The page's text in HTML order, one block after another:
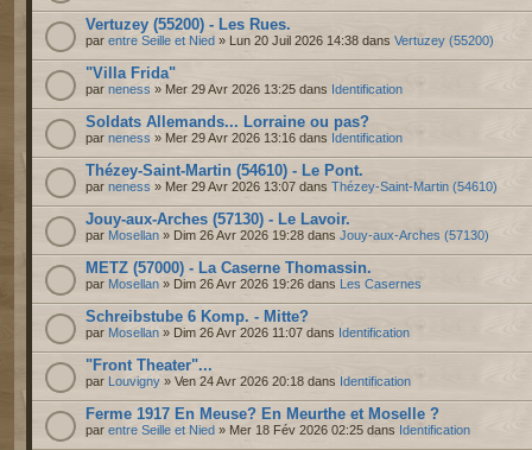
Vertuzey (55200) - Les Rues.
par entre Seille et Nied » Lun 20 Juil 2026 14:38 dans Vertuzey (55200)
"Villa Frida"
par neness » Mer 29 Avr 2026 13:25 dans Identification
Soldats Allemands... Lorraine ou pas?
par neness » Mer 29 Avr 2026 13:16 dans Identification
Thézey-Saint-Martin (54610) - Le Pont.
par neness » Mer 29 Avr 2026 13:07 dans Thézey-Saint-Martin (54610)
Jouy-aux-Arches (57130) - Le Lavoir.
par Mosellan » Dim 26 Avr 2026 19:28 dans Jouy-aux-Arches (57130)
METZ (57000) - La Caserne Thomassin.
par Mosellan » Dim 26 Avr 2026 19:26 dans Les Casernes
Schreibstube 6 Komp. - Mitte?
par Mosellan » Dim 26 Avr 2026 11:07 dans Identification
"Front Theater"...
par Louvigny » Ven 24 Avr 2026 20:18 dans Identification
Ferme 1917 En Meuse? En Meurthe et Moselle ?
par entre Seille et Nied » Mer 18 Fév 2026 02:25 dans Identification